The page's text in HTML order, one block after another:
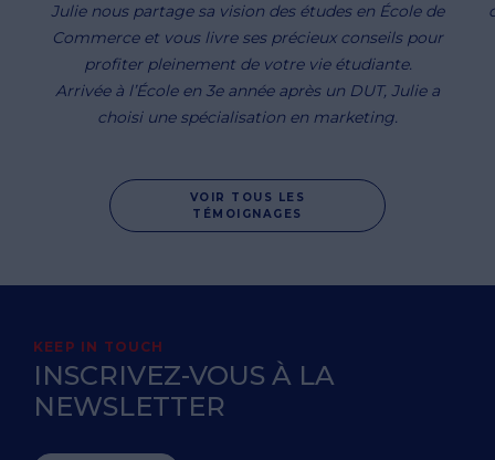
VOIR TOUS LES
TÉMOIGNAGES
Julie nous partage sa vision des études en École de
Commerce et vous livre ses précieux conseils pour
profiter pleinement de votre vie étudiante.
Arrivée à l’École en 3e année après un DUT, Julie a
choisi une spécialisation en marketing.
KEEP IN TOUCH
INSCRIVEZ-VOUS À LA
NEWSLETTER